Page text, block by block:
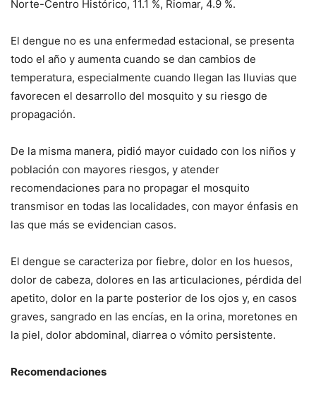
Norte-Centro Histórico, 11.1 %, Riomar, 4.9 %.
El dengue no es una enfermedad estacional, se presenta
todo el año y aumenta cuando se dan cambios de
temperatura, especialmente cuando llegan las lluvias que
favorecen el desarrollo del mosquito y su riesgo de
propagación.
De la misma manera, pidió mayor cuidado con los niños y
población con mayores riesgos, y atender
recomendaciones para no propagar el mosquito
transmisor en todas las localidades, con mayor énfasis en
las que más se evidencian casos.
El dengue se caracteriza por fiebre, dolor en los huesos,
dolor de cabeza, dolores en las articulaciones, pérdida del
apetito, dolor en la parte posterior de los ojos y, en casos
graves, sangrado en las encías, en la orina, moretones en
la piel, dolor abdominal, diarrea o vómito persistente.
Recomendaciones